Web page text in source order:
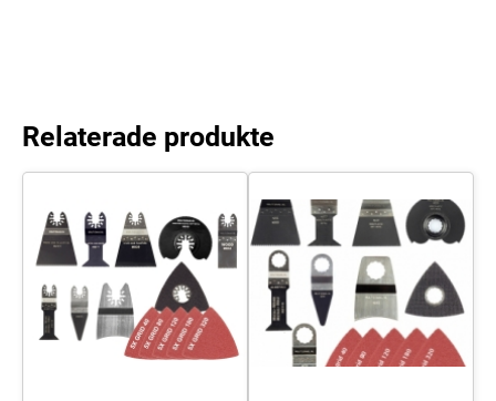
Relaterade produkte